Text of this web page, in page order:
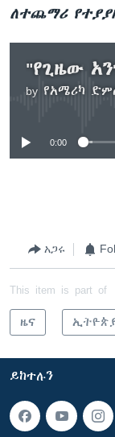
ለተጨማሪ
"የጊዜው
by የአሜሪካ
No
0:00
አጋሩ
This item is part of
ዜና
ይከተሉን